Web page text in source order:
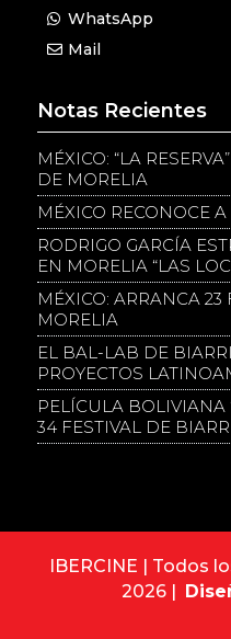
WhatsApp
Mail
Notas Recientes
MÉXICO: “LA
DE MORELIA
MÉXICO RECONOCE
RODRIGO GARCÍA
EN MORELIA “LAS
MÉXICO: ARRANCA
MORELIA
EL BAL-LAB DE
PROYECTOS
PELÍCULA BOLIVIANA
34 FESTIVAL DE
IBERCINE | Todos
2026 |